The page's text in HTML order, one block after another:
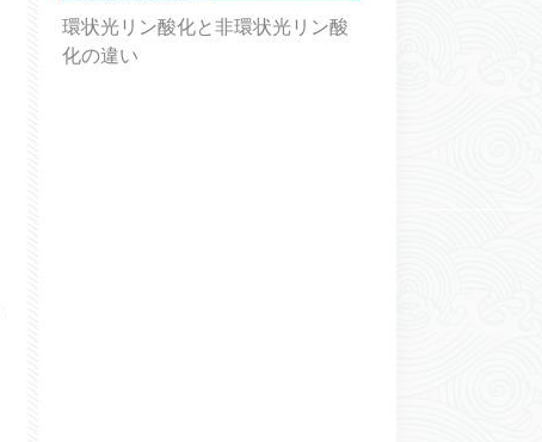
環状光リン酸化と非環状光リン酸
化の違い